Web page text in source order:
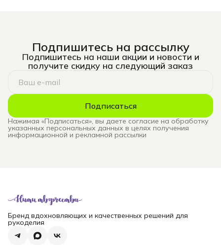
Подпишитесь на рассылку
Подпишитесь на наши акции и новости и
получите скидку на следующий заказ
Подписаться
Нажимая «Подписаться», вы даете согласие на обработку
указанных персональных данных в целях получения
информационной и рекламной рассылки
Бренд вдохновляющих и качественных решений для
рукоделия